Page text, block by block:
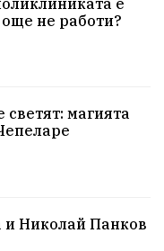
не работи?
светят: магията
и Николай Панков